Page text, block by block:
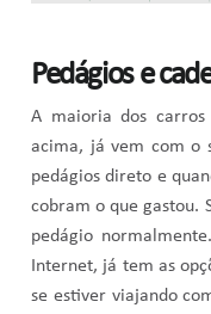
Pedágios e
A maioria dos carros
acima, já vem com o
pedágios direto e
cobram o que gastou.
pedágio
Internet, já tem as
se estiver viajando